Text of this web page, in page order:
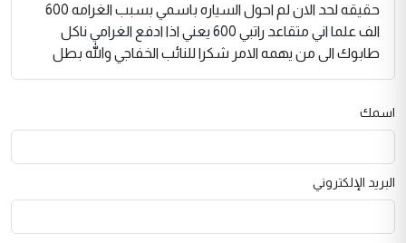
حقيقه لحد الان لم احول السياره باسمي بسبب الغرامه 600
الف علما اني متقاعد راتبي 600 يعني اذا ادفع الغرامي ناكل
طابوك الى من يهمه الامر شكرا للنائب الخفاجي والله بطل
اسمك
البريد الإلكتروني